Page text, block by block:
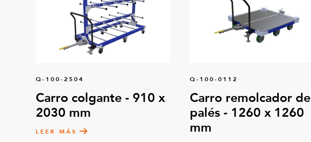
Q-100-2504
Carro colgante - 910 x
2030 mm
LEER MÁS
Q-100-0112
Carro remolcador de
palés - 1260 x 1260
mm